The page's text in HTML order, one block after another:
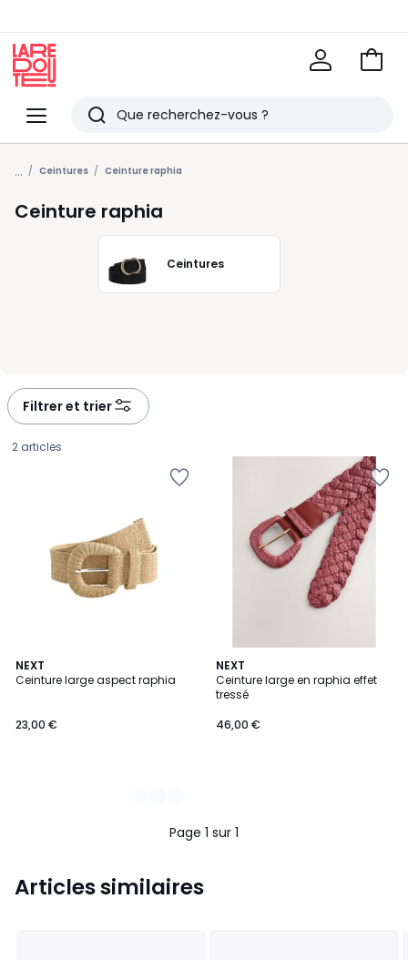
Menu
Redoute
Rechercher
Derniers
articles
vus
Voir
... Ceintures Ceinture raphia
Ceinture raphia
Ceintures
Filtrer et trier
2 articles
NEXT
Ceinture large aspect raphia
€.
23,00 €
4
Couleurs
NEXT
Ceinture large en raphia effet
tressé
46,00 €
Page 1 sur 1
Articles similaires